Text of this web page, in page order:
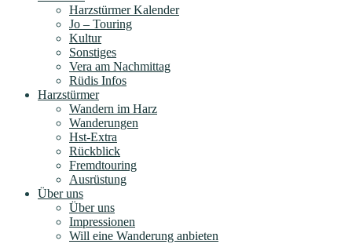
Harzstürmer Kalender
Jo – Touring
Kultur
Sonstiges
Vera am Nachmittag
Rüdis Infos
Harzstürmer
Wandern im Harz
Wanderungen
Hst-Extra
Rückblick
Fremdtouring
Ausrüstung
Über uns
Über uns
Impressionen
Will eine Wanderung anbieten